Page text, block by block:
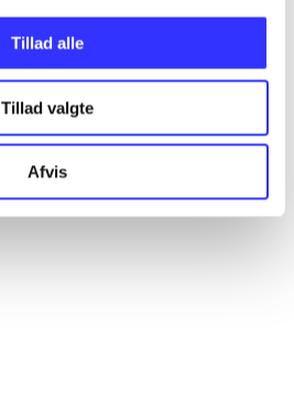
Tillad alle
Tillad valgte
Afvis